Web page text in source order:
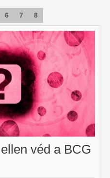
6 7 8
véd a BCG